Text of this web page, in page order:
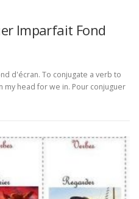
Imparfait Fond
d'écran. To conjugate a verb to
head for we in. Pour conjuguer